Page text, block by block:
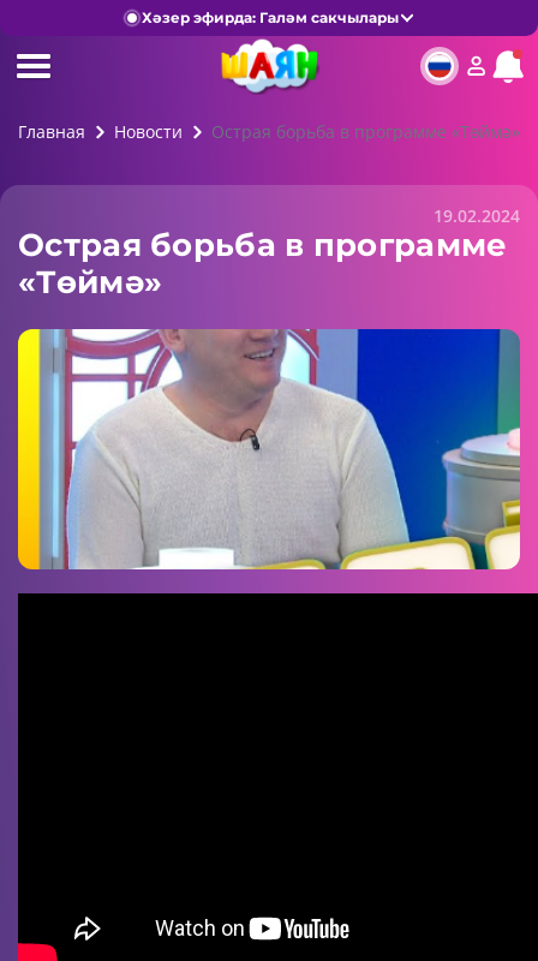
Хәзер эфирда: Галәм сакчылары
Главная Новости Острая борьба в программе «Төймә»
19.02.2024
Острая борьба в программе
«Төймә»